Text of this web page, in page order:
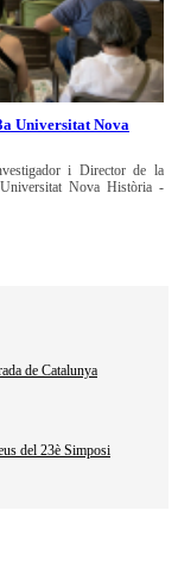
Universitat Nova
i Director de la
Nova Història -
de Catalunya
del 23è Simposi